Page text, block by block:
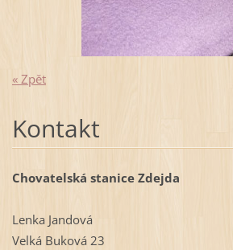
« Zpět
Kontakt
Chovatelská stanice Zdejda
Lenka Jandová
Velká Buková 23